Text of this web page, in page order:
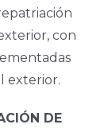
con
exterior.
DE